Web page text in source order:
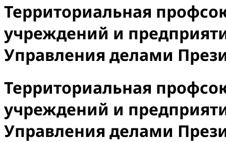
Территориальная
учреждений и
Управления делами
Территориальная
учреждений и
Управления делами